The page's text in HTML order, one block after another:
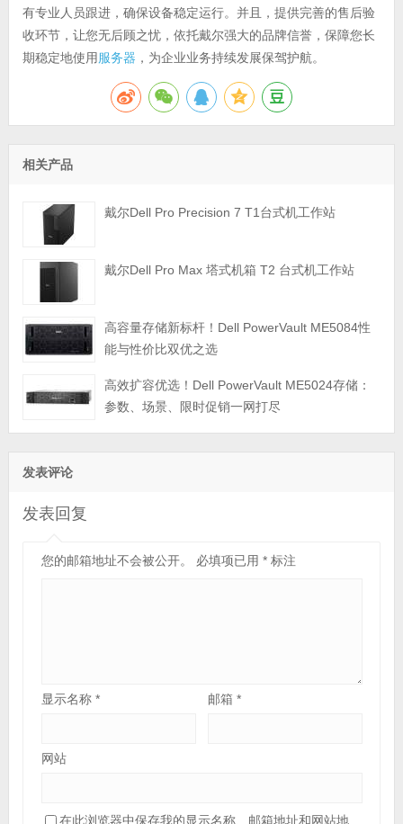
有专业人员跟进，确保设备稳定运行。并且，提供完善的售后验
收环节，让您无后顾之忧，依托戴尔强大的品牌信誉，保障您长
期稳定地使用服务器 ，为企业业务持续发展保驾护航。
相关产品
戴尔Dell Pro Precision 7 T1台式机工作站
戴尔Dell Pro Max 塔式机箱 T2 台式机工作站
高容量存储新标杆！Dell PowerVault ME5084性
能与性价比双优之选
高效扩容优选！Dell PowerVault ME5024存储：
参数、场景、限时促销一网打尽
发表评论
发表回复
您的邮箱地址不会被公开。 必填项已用 *标注
显示名称 * 邮箱*
网站
在此浏览器中保存我的显示名称、邮箱地址和网站地